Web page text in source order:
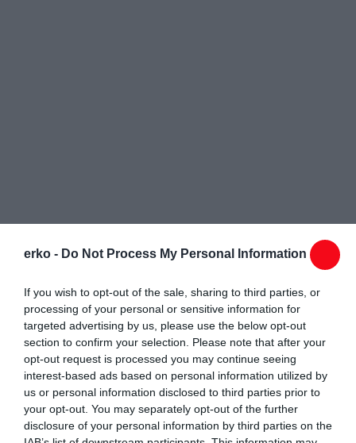
erko - Do Not Process My Personal Information
If you wish to opt-out of the sale, sharing to third parties, or
processing of your personal or sensitive information for
targeted advertising by us, please use the below opt-out
section to confirm your selection. Please note that after your
opt-out request is processed you may continue seeing
interest-based ads based on personal information utilized by
us or personal information disclosed to third parties prior to
your opt-out. You may separately opt-out of the further
disclosure of your personal information by third parties on the